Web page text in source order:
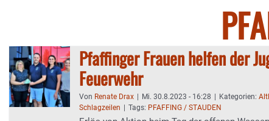
Pfaffinger Frauen helfen der
Feuerwehr
Von Renate Drax Mi. 30.8.2023 - 16:28 Kategorien:
Schlagzeilen
Tags: PFAFFING / STAUDEN